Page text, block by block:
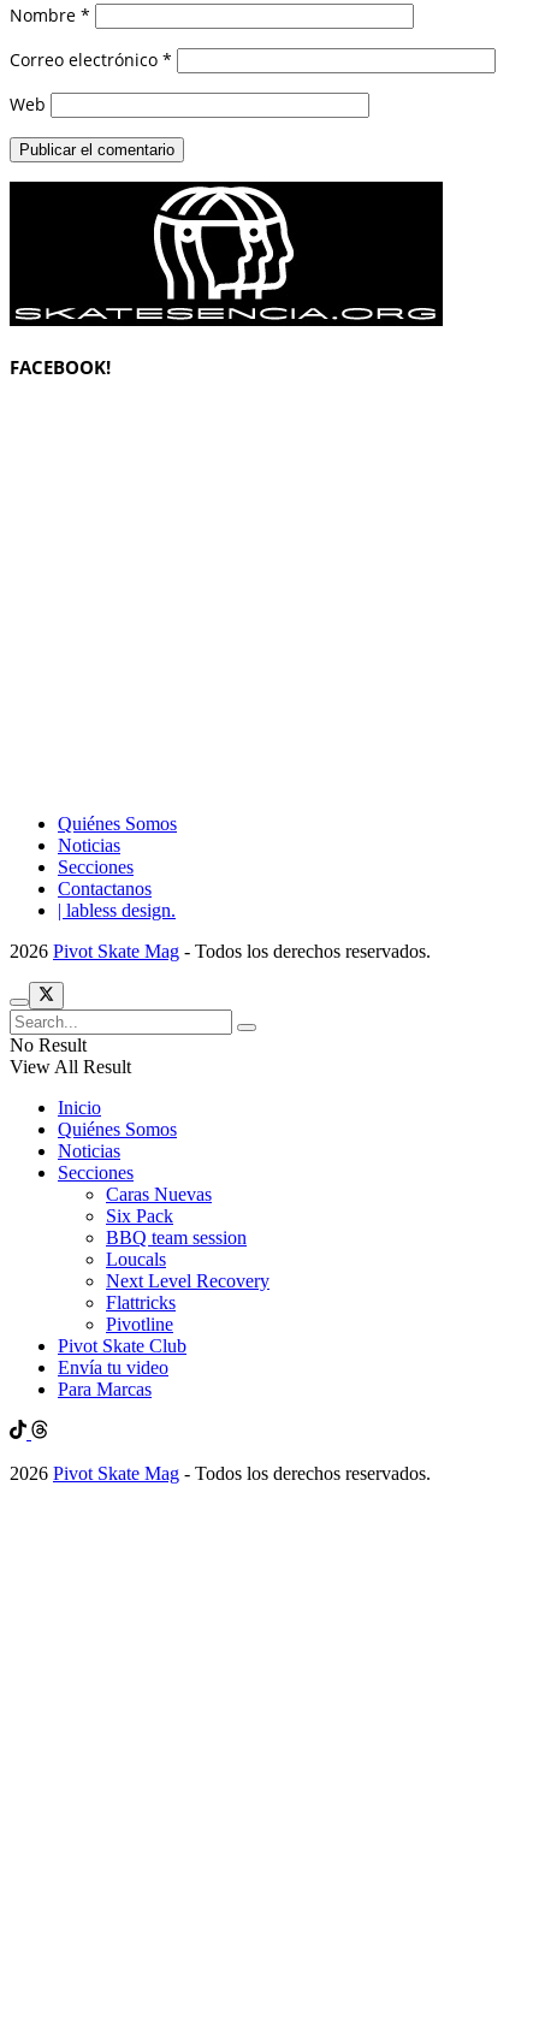
Nombre *
Correo electrónico *
Web
FACEBOOK!
Quiénes Somos
Noticias
Secciones
Contactanos
| labless design.
2026 Pivot Skate Mag - Todos los derechos reservados.
No Result
View All Result
Inicio
Quiénes Somos
Noticias
Secciones
Caras Nuevas
Six Pack
BBQ team session
Loucals
Next Level Recovery
Flattricks
Pivotline
Pivot Skate Club
Envía tu video
Para Marcas
2026 Pivot Skate Mag - Todos los derechos reservados.